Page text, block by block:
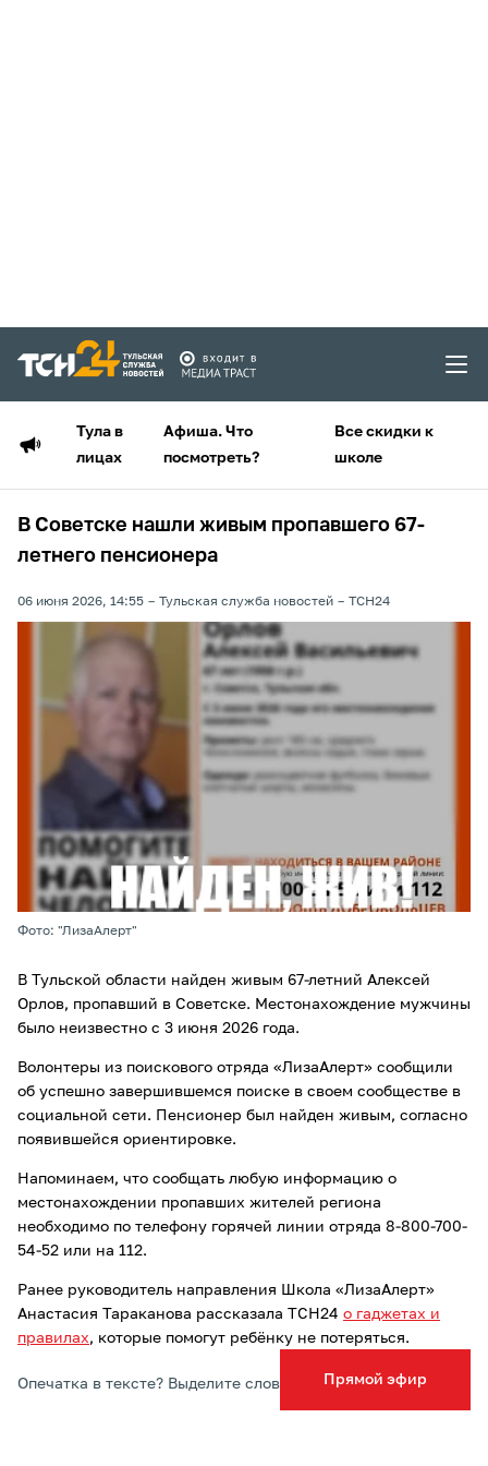
Тула в
лицах
Афиша. Что
посмотреть?
Все скидки к
школе
Прямой эфир
В Советске нашли живым пропавшего 67-
летнего пенсионера
06 июня 2026, 14:55 Тульская служба новостей ТСН24
Фото: "ЛизаАлерт"
В Тульской области найден живым 67-летний Алексей
Орлов, пропавший в Советске. Местонахождение мужчины
было неизвестно с 3 июня 2026 года.
Волонтеры из поискового отряда «ЛизаАлерт» сообщили
об успешно завершившемся поиске в своем сообществе в
социальной сети. Пенсионер был найден живым, согласно
появившейся ориентировке.
Напоминаем, что сообщать любую информацию о
местонахождении пропавших жителей региона
необходимо по телефону горячей линии отряда 8-800-700-
54-52 или на 112.
Ранее руководитель направления Школа «ЛизаАлерт»
Анастасия Тараканова рассказала ТСН24 о гаджетах и
правилах, которые помогут ребёнку не потеряться.
Опечатка в тексте? Выделите слово и нажмите Ctrl+Enter